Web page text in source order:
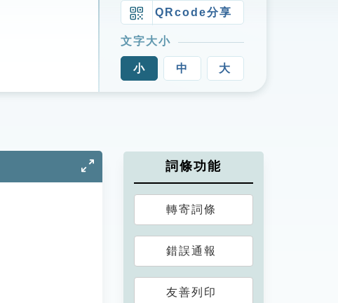
QRcode分享
文字大小
小 中 大
詞條功能
轉寄詞條
錯誤通報
友善列印